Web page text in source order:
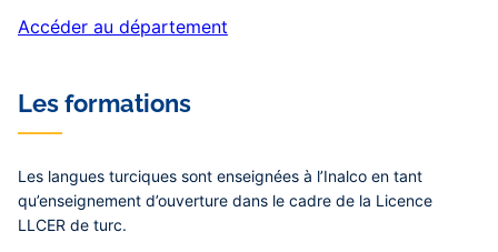
Accéder au département
Les formations
Les langues turciques sont enseignées à l’Inalco en tant
qu’enseignement d’ouverture dans le cadre de la Licence
LLCER de turc.